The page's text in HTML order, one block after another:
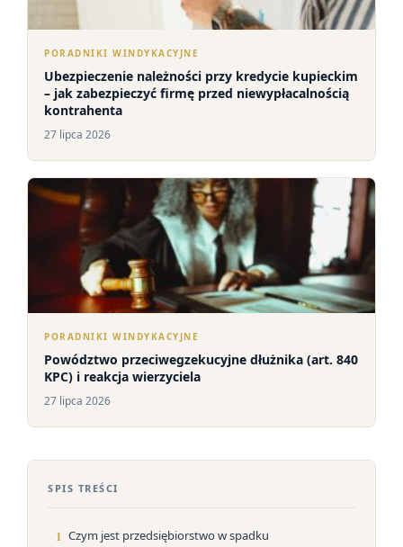
PORADNIKI WINDYKACYJNE
Ubezpieczenie należności przy kredycie kupieckim
– jak zabezpieczyć firmę przed niewypłacalnością
kontrahenta
27 lipca 2026
PORADNIKI WINDYKACYJNE
Powództwo przeciwegzekucyjne dłużnika (art. 840
KPC) i reakcja wierzyciela
27 lipca 2026
SPIS TREŚCI
1 Czym jest przedsiębiorstwo w spadku